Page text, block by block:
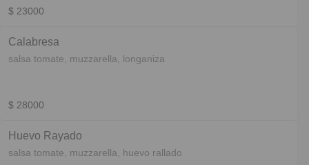
$ 23000
Calabresa
salsa tomate, muzzarella, longaniza
$ 28000
Huevo Rayado
salsa tomate, muzzarella, huevo rallado